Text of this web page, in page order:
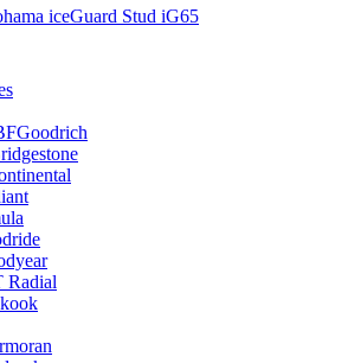
iceGuard Stud iG65
Radial